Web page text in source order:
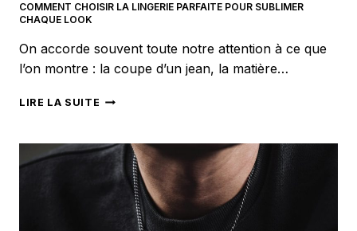
COMMENT CHOISIR LA LINGERIE PARFAITE POUR SUBLIMER
CHAQUE LOOK
On accorde souvent toute notre attention à ce que
l’on montre : la coupe d’un jean, la matière…
LIRE LA SUITE COMMENT
LINGERIE
PARFAITE
POUR
SUBLIMER
CHAQUE